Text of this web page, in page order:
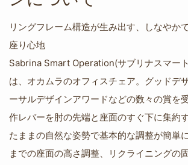
リングフレーム構造が生み出す、しなやか
座り心地
Sabrina Smart Operation(サブリナスマー
は、オカムラのオフィスチェア。グッドデ
ーサルデザインアワードなどの数々の賞を
作レバーを肘の先端と座面のすぐ下に集約
たままの自然な姿勢で基本的な調整が簡単
までの座面の高さ調整、リクライニングの